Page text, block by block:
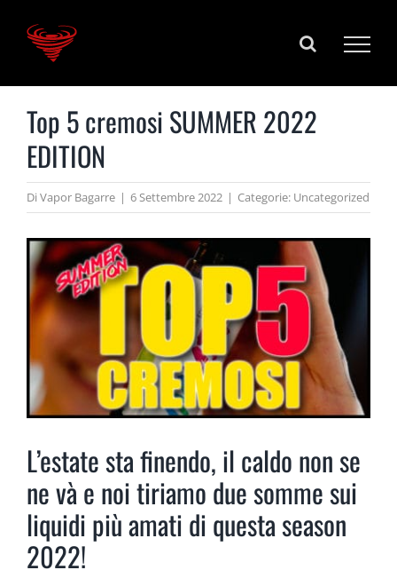
Top 5 cremosi SUMMER 2022
EDITION
Di Vapor Bagarre | 6 Settembre 2022 | Categorie: Uncategorized
L’estate sta finendo, il caldo non se
ne và e noi tiriamo due somme sui
liquidi più amati di questa season
2022!